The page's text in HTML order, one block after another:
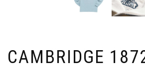
CAMBRIDGE